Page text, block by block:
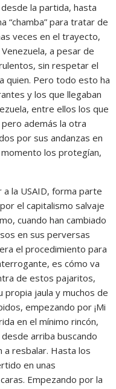
la partida, hasta
“chamba” para tratar de
veces en el trayecto,
a pesar de
sin respetar el
quien. Pero todo esto ha
y los que llegaban
entre ellos los que
además la otra
por sus andanzas en
los protegían,
la USAID, forma parte
el capitalismo salvaje
cuando han cambiado
en sus perversas
el procedimiento para
es cómo va
de estos pajaritos,
propia jaula y muchos de
empezando por ¡Mi
en el mínimo rincón,
arriba buscando
a resbalar. Hasta los
en unas
Empezando por la